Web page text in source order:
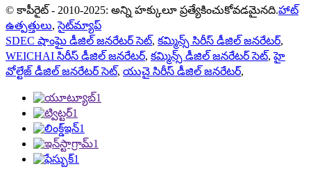
© కాపీరైట్ - 2010-2025: అన్ని హక్కులూ ప్రత్యేకించుకోవడమైనది.హాట్
ఉత్పత్తులు,సైట్‌మ్యాప్
SDEC షాంఘై డీజిల్ జనరేటర్ సెట్, కమ్మిన్స్ సిరీస్ డీజిల్ జనరేటర్,
WEICHAI సిరీస్ డీజిల్ జనరేటర్, కమ్మిన్స్ డీజిల్ జనరేటర్ సెట్,హై
వోల్టేజ్ డీజిల్ జనరేటర్ సెట్, యుచై సిరీస్ డీజిల్ జనరేటర్,